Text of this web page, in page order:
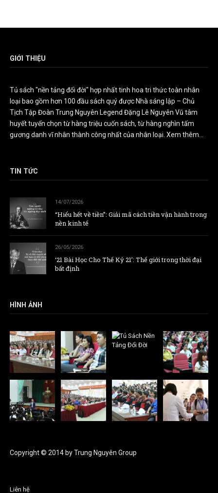
GIỚI THIỆU
Tủ sách "nền tảng đổi đời" hợp nhất tinh hoa tri thức toàn nhân
loại bao gồm hơn 100 đầu sách quý được Nhà sáng lập – Chủ
Tịch Tập Đoàn Trung Nguyên Legend Đặng Lê Nguyên Vũ tâm
huyết tuyển chọn từ hàng triệu cuốn sách, từ hàng nghìn tấm
gương danh vĩ nhân thành công nhất của nhân loại. Xem thêm...
TIN TỨC
14/07/2026
“Hiểu hết về tiền”: Giải mã cách tiền vận hành trong
nền kinh tế
26/05/2026
‘21 Bài Học Cho Thế Kỷ 21’: Thế giới trong thời đại
bất định
HÌNH ẢNH
Copyright © 2014 by Trung Nguyên Group
Liên hệ